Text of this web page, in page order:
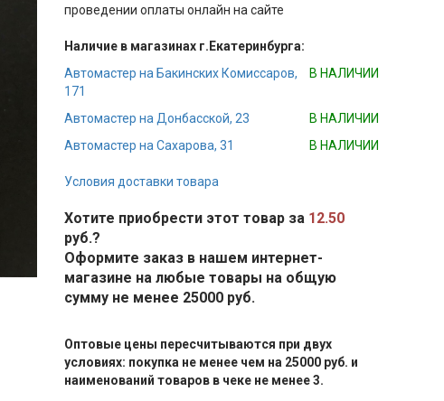
проведении оплаты онлайн на сайте
Наличие в магазинах г.Екатеринбурга:
Автомастер на Бакинских Комиссаров,
171
В НАЛИЧИИ
Автомастер на Донбасской, 23
В НАЛИЧИИ
Автомастер на Сахарова, 31
В НАЛИЧИИ
Условия доставки товара
Хотите приобрести этот товар за 12.50
руб.?
Оформите заказ в нашем интернет-
магазине на любые товары на общую
сумму не менее 25000 руб.
Оптовые цены пересчитываются при двух
условиях: покупка не менее чем на 25000 руб. и
наименований товаров в чеке не менее 3.